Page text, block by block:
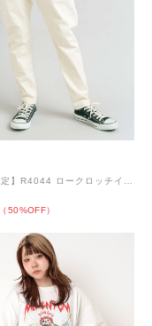
【WEB限定】R4044 ロークロッチイージーパンツ
（50%OFF）